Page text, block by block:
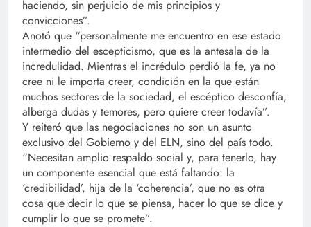
haciendo, sin perjuicio de mis principios y
convicciones”.
Anotó que “personalmente me encuentro en ese estado
intermedio del escepticismo, que es la antesala de la
incredulidad. Mientras el incrédulo perdió la fe, ya no
cree ni le importa creer, condición en la que están
muchos sectores de la sociedad, el escéptico desconfía,
alberga dudas y temores, pero quiere creer todavía”.
Y reiteró que las negociaciones no son un asunto
exclusivo del Gobierno y del ELN, sino del país todo.
“Necesitan amplio respaldo social y, para tenerlo, hay
un componente esencial que está faltando: la
‘credibilidad’, hija de la ‘coherencia’, que no es otra
cosa que decir lo que se piensa, hacer lo que se dice y
cumplir lo que se promete”.